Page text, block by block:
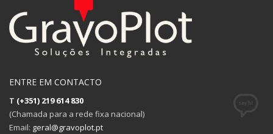
ENTRE EM CONTACTO
T (+351) 219 614 830
(Chamada para a rede fixa nacional)
Email: geral@gravoplot.pt